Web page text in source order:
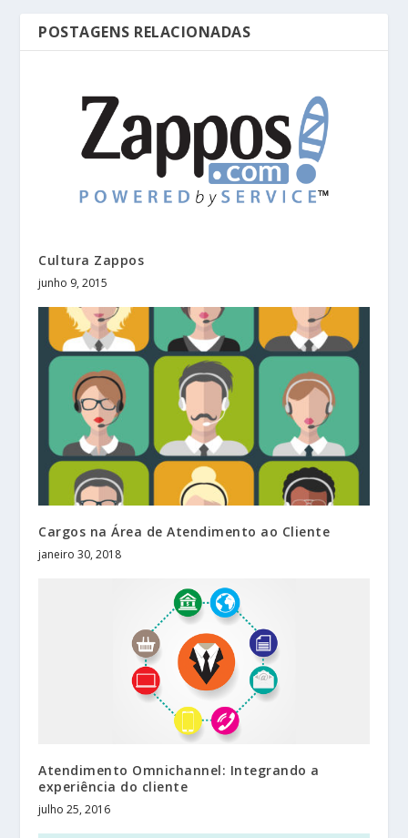
POSTAGENS RELACIONADAS
Cultura Zappos
junho 9, 2015
Cargos na Área de Atendimento ao Cliente
janeiro 30, 2018
Atendimento Omnichannel: Integrando a
experiência do cliente
julho 25, 2016